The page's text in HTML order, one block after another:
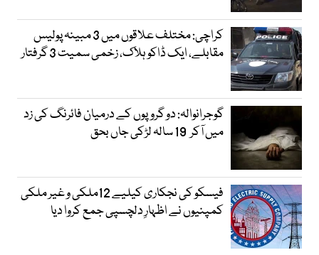
کراچی: مختلف علاقوں میں 3 مبینہ پولیس
مقابلے، ایک ڈاکو ہلاک، زخمی سمیت 3 گرفتار
گوجرانوالہ: دو گروپوں کے درمیان فائرنگ کی زد
میں آکر 19 سالہ لڑکی جاں بحق
فیسکو کی نجکاری کیلیے 12ملکی و غیر ملکی
کمپنیوں نے اظہارِ دلچسپی جمع کروا دیا